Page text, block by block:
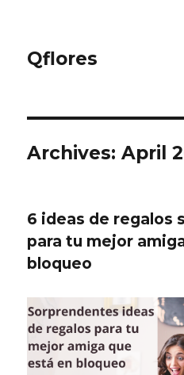
Qflores
Archives: April
6 ideas de regalos
para tu mejor
bloqueo